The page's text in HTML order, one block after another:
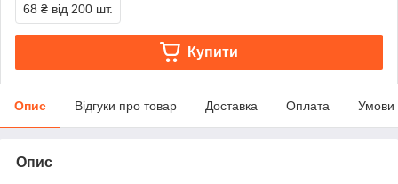
68 ₴ від 200 шт.
Купити
Опис Відгуки про товар Доставка Оплата Умови
Опис